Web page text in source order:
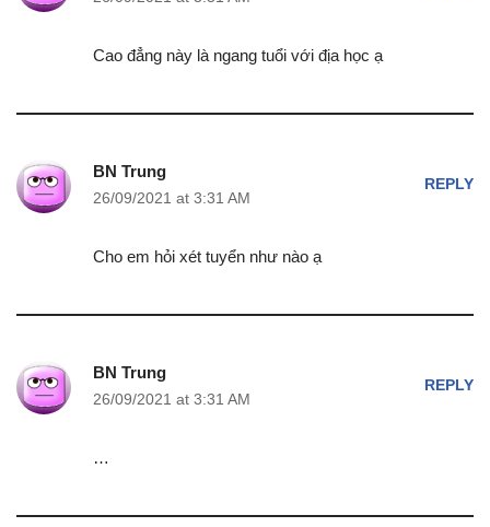
Cao đẳng này là ngang tuổi với địa học ạ
BN Trung
26/09/2021 at 3:31 AM
REPLY
Cho em hỏi xét tuyển như nào ạ
BN Trung
26/09/2021 at 3:31 AM
REPLY
…